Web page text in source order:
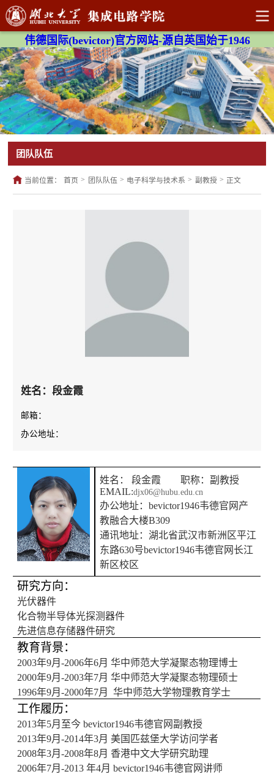
伟德国际(bevictor)官方网站-源自英国始于1946
团队队伍
当前位置： 首页 > 团队队伍 > 电子科学与技术系 > 副教授 > 正文
姓名：段金霞
邮箱：
办公地址：
姓名： 段金霞 职称：副教授
EMAIL:djx06@hubu.edu.cn
办公地址：bevictor1946韦德官网产
教融合大楼B309
通讯地址：湖北省武汉市新洲区平江
东路630号bevictor1946韦德官网长江
新区校区
研究方向：
光伏器件
化合物半导体光探测器件
先进信息存储器件研究
教育背景：
2003年9月-2006年6月华中师范大学凝聚态物理博士
2000年9月-2003年7月 华中师范大学凝聚态物理硕士
1996年9月-2000年7月 华中师范大学物理教育学士
工作履历：
2013年5月至今 bevictor1946韦德官网副教授
2013年9月-2014年3月 美国匹兹堡大学访问学者
2008年3月-2008年8月 香港中文大学研究助理
2006年7月-2013年4月 bevictor1946韦德官网讲师